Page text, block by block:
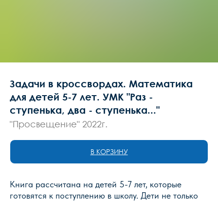
Задачи в кроссвордах. Математика
для детей 5-7 лет. УМК "Раз -
ступенька, два - ступенька..."
"Просвещение" 2022г.
В КОРЗИНУ
Книга рассчитана на детей 5-7 лет, которые
готовятся к поступлению в школу. Дети не только